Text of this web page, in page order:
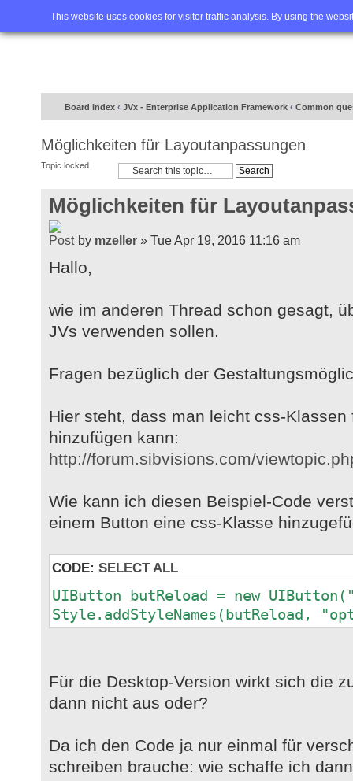
This website uses cookies for visitor traffic analysis. By using the
Home FAQ Advanced
Board index ‹ JVx - Enterprise Application Framework ‹ Common
Möglichkeiten für Layoutanpassungen
Topic locked
Möglichkeiten für
by mzeller » Tue Apr 19, 2016 11:16 am
Hallo,
wie im anderen Thread schon gesagt,
JVs verwenden sollen.
Fragen bezüglich der
Hier steht, dass man leicht css-
hinzufügen kann:
http://forum.sibvisions.com/
Wie kann ich diesen Beispiel-Code
einem Button eine css-Klasse
CODE: SELECT ALL
UIButton butReload = new
Style.addStyleNames(butReload,
Für die Desktop-Version wirkt sich die
dann nicht aus oder?
Da ich den Code ja nur einmal für
schreiben brauche: wie schaffe ich